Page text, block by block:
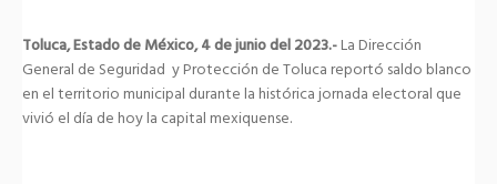
Toluca, Estado de México, 4 de junio del 2023.-La Dirección
General de Seguridad y Protección de Toluca reportó saldo blanco
en el territorio municipal durante la histórica jornada electoral que
vivió el día de hoy la capital mexiquense.